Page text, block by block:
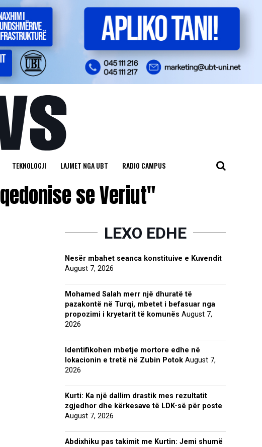
TEKNOLOGJI LAJMET NGA UBT RADIO CAMPUS
se Veriut"
LEXO EDHE
Nesër mbahet seanca konstituive e Kuvendit
August 7, 2026
Mohamed Salah merr një dhuratë të
pazakontë në Turqi, mbetet i befasuar nga
propozimi i kryetarit të komunës August 7,
2026
Identifikohen mbetje mortore edhe në
lokacionin e tretë në Zubin Potok August 7,
2026
Kurti: Ka një dallim drastik mes rezultatit
zgjedhor dhe kërkesave të LDK-së për poste
August 7, 2026
Abdixhiku pas takimit me Kurtin: Jemi shumë